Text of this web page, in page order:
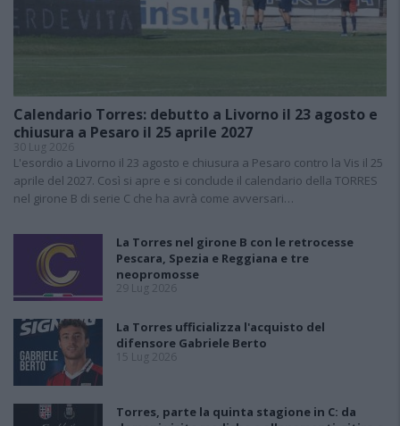
Calendario Torres: debutto a Livorno il 23 agosto e
chiusura a Pesaro il 25 aprile 2027
30 Lug 2026
L'esordio a Livorno il 23 agosto e chiusura a Pesaro contro la Vis il 25
aprile del 2027. Così si apre e si conclude il calendario della TORRES
nel girone B di serie C che ha avrà come avversari…
La Torres nel girone B con le retrocesse
Pescara, Spezia e Reggiana e tre
neopromosse
29 Lug 2026
La Torres ufficializza l'acquisto del
difensore Gabriele Berto
15 Lug 2026
Torres, parte la quinta stagione in C: da